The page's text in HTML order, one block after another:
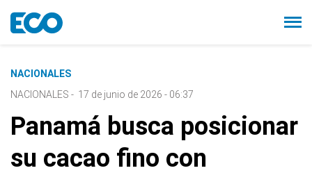
NACIONALES
NACIONALES - 17 de junio de 2026 - 06:37
Panamá busca posicionar
su cacao fino con